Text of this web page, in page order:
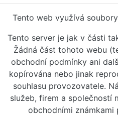
Tento web využívá
Tento server je jak v části
Žádná část tohoto webu
obchodní podmínky ani
kopírována nebo jinak
souhlasu provozovatele.
služeb, firem a společností
obchodními známkami